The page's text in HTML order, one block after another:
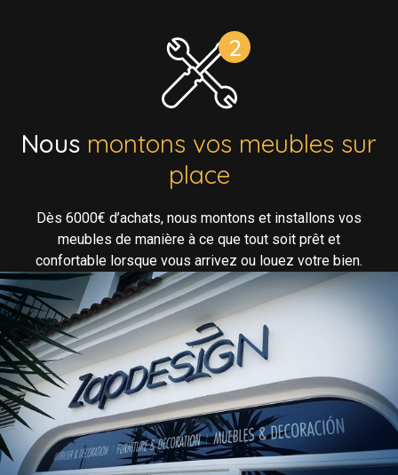
Nous montons vos meubles sur
place
Dès 6000€ d’achats, nous montons et installons vos
meubles de manière à ce que tout soit prêt et
confortable lorsque vous arrivez ou louez votre bien.